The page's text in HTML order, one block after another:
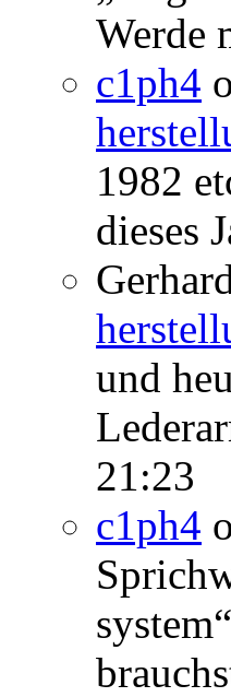
Werde
c1ph4
1982
dieses
und
21:23
c1ph4